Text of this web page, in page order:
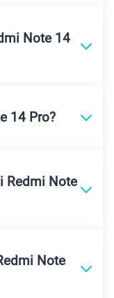
Note 14
14 Pro?
Redmi Note
Note